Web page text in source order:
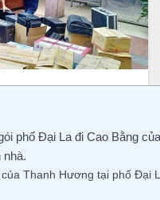
phố Đại La đi Cao Bằng
nhà.
Thanh Hương tại phố Đại